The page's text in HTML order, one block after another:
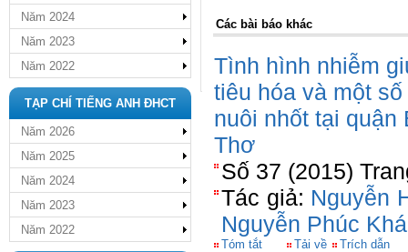
Năm 2024
Năm 2023
Năm 2022
TẠP CHÍ TIẾNG ANH ĐHCT
Năm 2026
Năm 2025
Năm 2024
Năm 2023
Năm 2022
Các bài báo khác
Tình hình nhiễm
tiêu hóa và một
nuôi nhốt tại quận
Thơ
Số 37 (2015)
Tác giả: Nguyễn
Nguyễn Phúc
Tóm tắt Tải về Trích dẫn